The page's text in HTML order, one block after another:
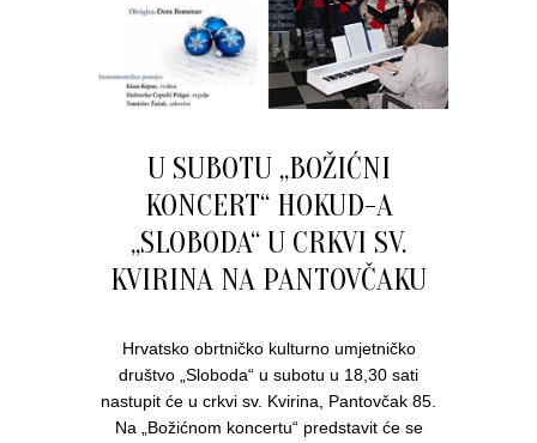
U SUBOTU „BOŽIĆNI
KONCERT“ HOKUD-A
„SLOBODA“ U CRKVI SV.
KVIRINA NA PANTOVČAKU
Hrvatsko obrtničko kulturno umjetničko
društvo „Sloboda“ u subotu u 18,30 sati
nastupit će u crkvi sv. Kvirina, Pantovčak 85.
Na „Božićnom koncertu“ predstavit će se